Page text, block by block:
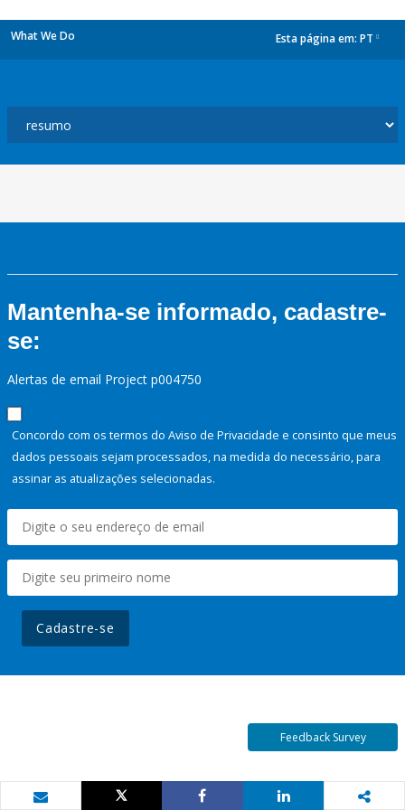
What We Do Esta página em: PT
Mantenha-se informado, cadastre-
se:
Alertas de email Project p004750
Concordo com os termos do Aviso de Privacidade e consinto que meus
dados pessoais sejam processados, na medida do necessário, para
assinar as atualizações selecionadas.
Cadastre-se
Feedback Survey